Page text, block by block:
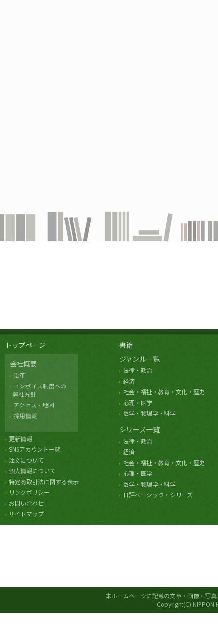
トップページ
会社概要
沿革
インボイス制度への
弊社方針
アクセス・地図
採用情報
更新情報
SNSアカウント一覧
注文について
個人情報について
特定商取引法に関する表示
リンクポリシー
お問い合わせ
サイトマップ
書籍
ジャンル一覧
法律・政治
経済
社会・福祉・教育・文化・歴史
心理・医学
数学・物理学・科学
シリーズ一覧
法律・政治
経済
社会・福祉・教育・文化・歴史
心理・医学
数学・物理学・科学
日評ベーシック・シリーズ
本ホームページに記載の文章・画像・写
Copyright(C) NIPPON